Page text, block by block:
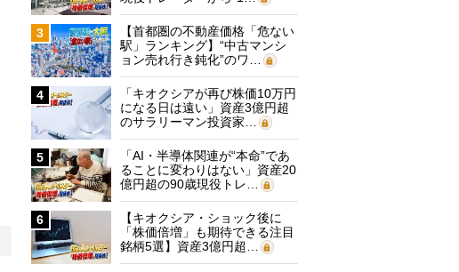
3
【首都圏の不動産価格「危ない
駅」ランキング】“中古マンシ
ョン売れ行き鈍化”のワ…
4
「キオクシアが再び株価10万円
になる日は遠い」資産3億円超
のサラリーマン投資家…
5
「AI・半導体関連が“本命”であ
ることに変わりはない」資産20
億円超の90歳現役トレ…
6
【キオクシア・ショック後に
「株価倍増」も期待できる注目
銘柄5選】資産3億円超…